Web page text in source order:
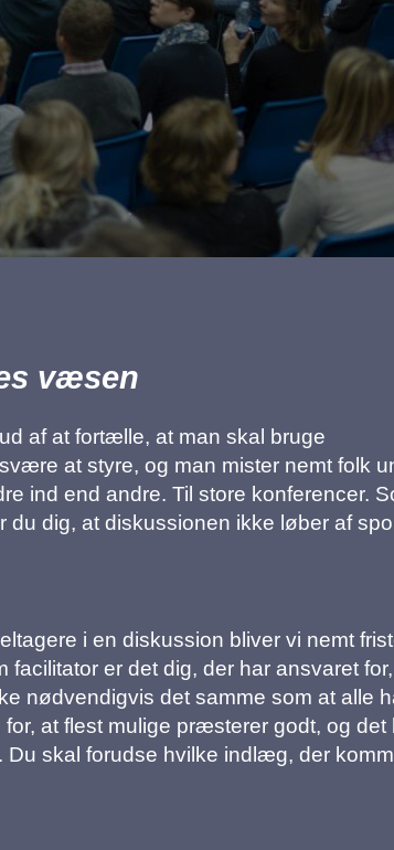
væsen
af at fortælle, at man skal bruge
at styre, og man mister nemt folk
ind end andre. Til store konferencer.
dig, at diskussionen ikke løber af
i en diskussion bliver vi nemt
er det dig, der har ansvaret
nødvendigvis det samme som at alle
at flest mulige præsterer godt, og det
skal forudse hvilke indlæg, der